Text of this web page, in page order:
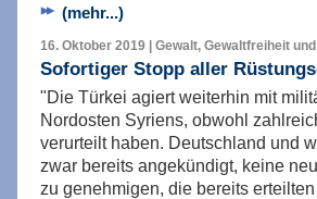
(mehr...)
16. Oktober 2019 | Gewalt, Gewaltfreiheit
Sofortiger Stopp aller
"Die Türkei agiert weiterhin mit
Nordosten Syriens, obwohl
verurteilt haben. Deutschland und
zwar bereits angekündigt, keine
zu genehmigen, die bereits